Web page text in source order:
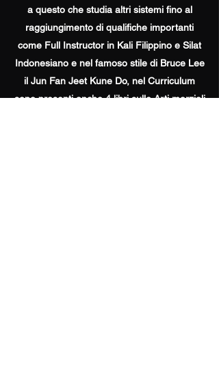
a questo che studia altri sistemi fino al
raggiungimento di qualifiche importanti
come Full Instructor in Kali Filippino e Silat
Indonesiano e nel famoso stile di Bruce Lee
il Jun Fan Jeet Kune Do, nel Curriculum
sono presenti anche 4 libri sulle Arti marziali